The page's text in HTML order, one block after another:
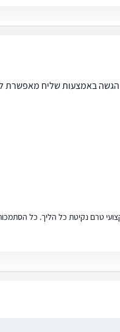
הגשה באמצעות שליח מאפשרת
טרם נקיטת כל הליך. כל